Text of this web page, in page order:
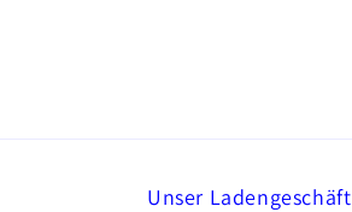
Unser Ladengeschäft